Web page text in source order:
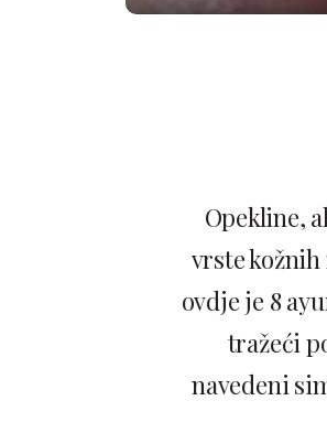
Opekline,
vrste
ovdje je 8
tražeći
navedeni